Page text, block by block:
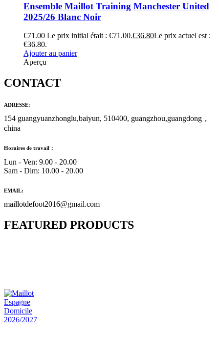
Ensemble Maillot Training Manchester United
2025/26 Blanc Noir
€71.00 Le prix initial était : €71.00.€36.80Le prix actuel est :
€36.80.
Ajouter au panier
Aperçu
CONTACT
ADRESSE:
154 guangyuanzhonglu,baiyun, 510400, guangzhou,guangdong，
china
Horaires de travail：
Lun - Ven: 9.00 - 20.00
Sam - Dim: 10.00 - 20.00
EMAIL:
maillotdefoot2016@gmail.com
FEATURED PRODUCTS